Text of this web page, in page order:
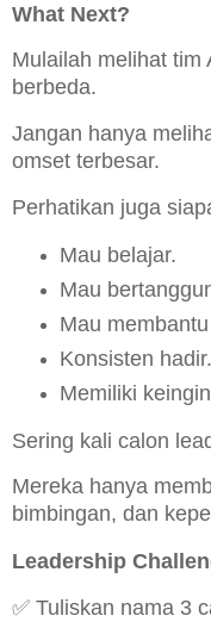
What Next?
Mulailah melihat tim
berbeda.
Jangan hanya
omset terbesar.
Perhatikan juga
Mau belajar.
Mau
Mau
Konsisten hadir.
Memiliki
Sering kali calon
Mereka hanya
bimbingan, dan
Leadership
✅ Tuliskan nama 3